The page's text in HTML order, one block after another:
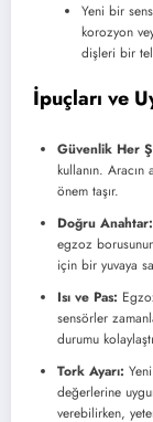
Yeni bir
korozyon
dişleri bir
İpuçları ve
Güvenlik Her
kullanın. Aracın
önem taşır.
Doğru Anahtar:
egzoz
için bir yuvaya
Isı ve Pas:
sensörler
durumu
Tork Ayarı:
değerlerine
verebilirken,